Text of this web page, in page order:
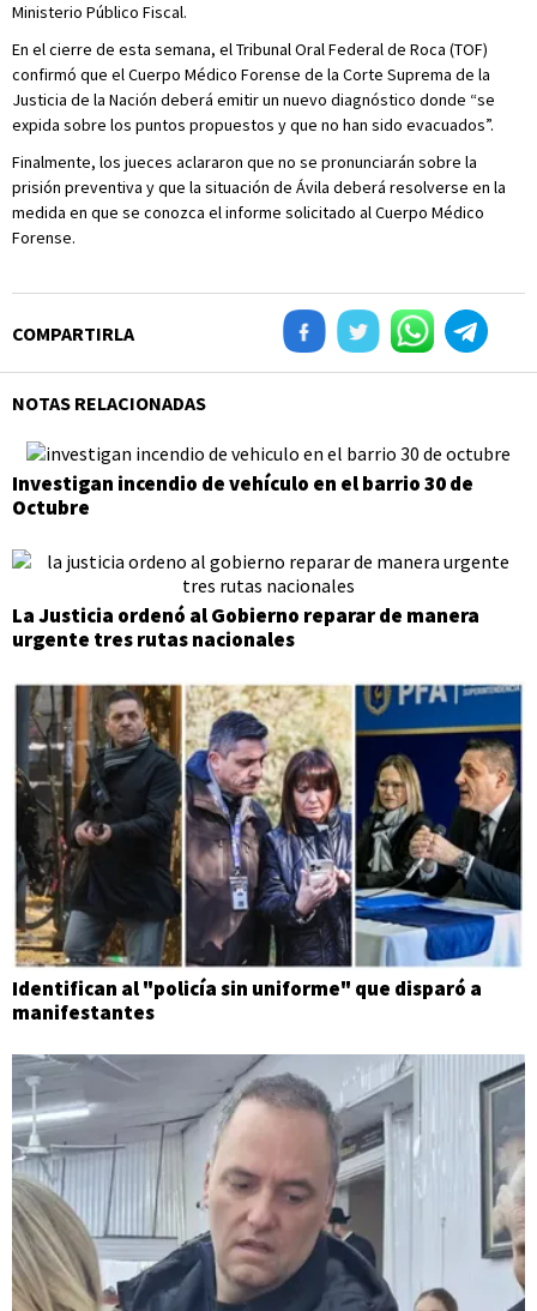
Ministerio Público Fiscal.
En el cierre de esta semana, el Tribunal Oral Federal de Roca (TOF)
confirmó que el Cuerpo Médico Forense de la Corte Suprema de la
Justicia de la Nación deberá emitir un nuevo diagnóstico donde “se
expida sobre los puntos propuestos y que no han sido evacuados”.
Finalmente, los jueces aclararon que no se pronunciarán sobre la
prisión preventiva y que la situación de Ávila deberá resolverse en la
medida en que se conozca el informe solicitado al Cuerpo Médico
Forense.
COMPARTIRLA
NOTAS RELACIONADAS
Investigan incendio de vehículo en el barrio 30 de
Octubre
La Justicia ordenó al Gobierno reparar de manera
urgente tres rutas nacionales
Identifican al "policía sin uniforme" que disparó a
manifestantes